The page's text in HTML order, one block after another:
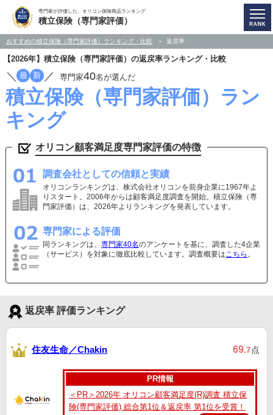
専門家が評価した、オリコン保険商品ランキング
積立保険（専門家評価）
おすすめの積立保険（専門家評価）ランキング・比較 返戻率
【2026年】積立保険（専門家評価）の返戻率ランキング・比較
／ 最 新 ／ 専門家40名が選んだ
積立保険（専門家評価）ラン
キング
オリコン顧客満足度専門家評価の特徴
調査会社としての信頼と実績
オリコンランキングは、株式会社オリコンを前身企業に1967年よ
りスタート。2006年からは顧客満足度調査を開始。積立保険（専
門家評価）は、2026年よりランキングを発表しています。
専門家による評価
同ランキングは、 専門家40名のアンケートを基に、調査した4企業
（サービス）を対象に徹底比較しています。調査概要はこちら 。
返戻率 評価ランキング
住友生命／Chakin 69.7点
PR情報
＜PR＞2026年 オリコン顧客満足度(R)調査 積立保
険(専門家評価) 総合第1位＆返戻率 第1位を受賞！